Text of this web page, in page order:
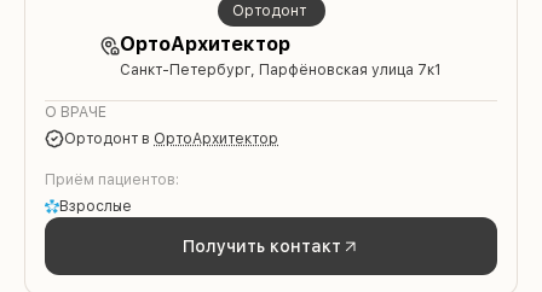
Ортодонт
ОртоАрхитектор
Санкт-Петербург, Парфёновская улица 7к1
О ВРАЧЕ
Ортодонт в ОртоАрхитектор
Приём пациентов:
Взрослые
Получить контакт